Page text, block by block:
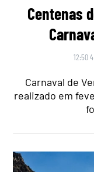
Centenas
12:50
Carnaval de
realizado em